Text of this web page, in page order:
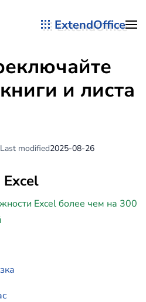
ExtendOffice
и листа
Last modified2025-08-26
Excel более чем на 300